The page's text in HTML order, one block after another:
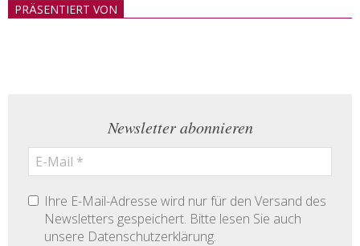
21PRÄSENTIERT VON
Newsletter abonnieren
Ihre E-Mail-Adresse wird nur für den Versand des
Newsletters gespeichert. Bitte lesen Sie auch
unsere Datenschutzerklärung.